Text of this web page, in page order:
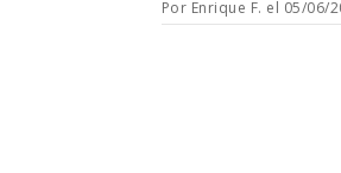
Por Enrique F. el 05/06/